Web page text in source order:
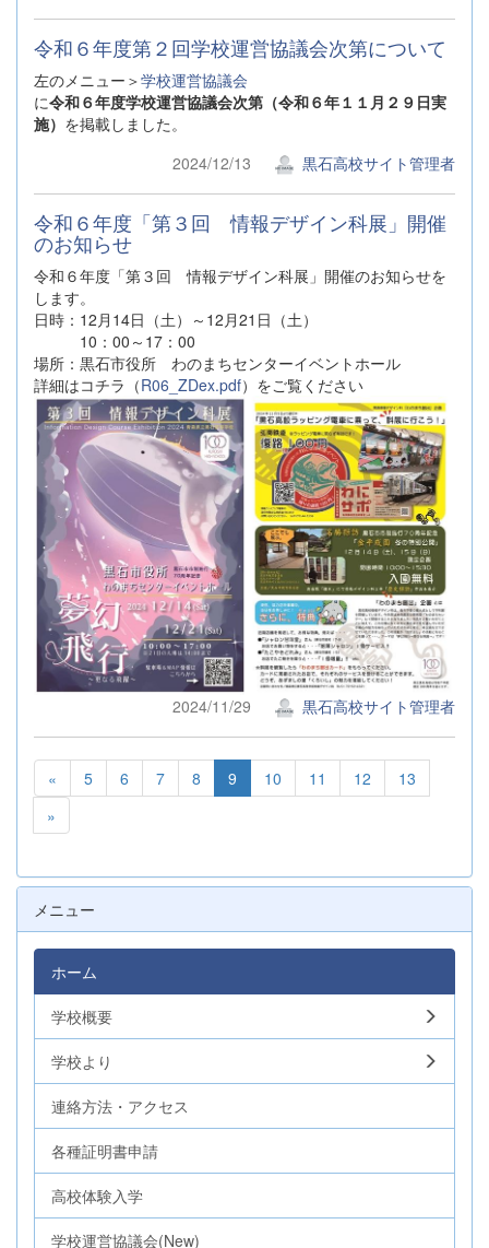
令和６年度第２回学校運営協議会次第について
左のメニュー＞学校運営協議会
に令和６年度学校運営協議会次第（令和６年１１月２９日実
施） を掲載しました。
2024/12/13
黒石高校サイト管理者
令和６年度「第３回 情報デザイン科展」開催
のお知らせ
令和６年度「第３回 情報デザイン科展」開催のお知らせを
します。
日時：12月14日（土）～12月21日（土）
10：00～17：00
場所：黒石市役所 わのまちセンターイベントホール
詳細はコチラ（R06_ZDex.pdf）をご覧ください
2024/11/29 黒石高校サイト管理者
« 5 6 7 8 9 10 11 12
13
»
メニュー
ホーム
学校概要
学校より
連絡方法・アクセス
各種証明書申請
高校体験入学
学校運営協議会(New)